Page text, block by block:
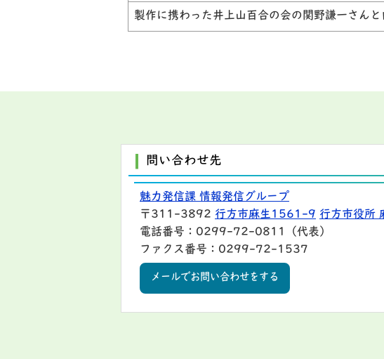
製作に携わった井上山百合の会の関野謙一さん
問い合わせ先
魅力発信課 情報発信グループ
〒311-3892 行方市麻生1561-9 行方市役所
電話番号：0299-72-0811（代表）
ファクス番号：0299-72-1537
メールでお問い合わせをする